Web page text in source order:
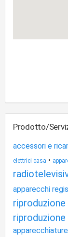
Prodotto/
accessori e
elettrici casa •
apparecchi
riproduzione
riproduzione